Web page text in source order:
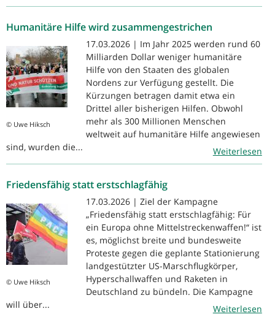
Humanitäre Hilfe wird zusammengestrichen
© Uwe Hiksch
17.03.2026 | Im Jahr 2025 werden rund 60
Milliarden Dollar weniger humanitäre
Hilfe von den Staaten des globalen
Nordens zur Verfügung gestellt. Die
Kürzungen betragen damit etwa ein
Drittel aller bisherigen Hilfen. Obwohl
mehr als 300 Millionen Menschen
weltweit auf humanitäre Hilfe angewiesen
sind, wurden die...
Weiterlesen
Friedensfähig statt erstschlagfähig
© Uwe Hiksch
17.03.2026 | Ziel der Kampagne
„Friedensfähig statt erstschlagfähig: Für
ein Europa ohne Mittelstreckenwaffen!“ ist
es, möglichst breite und bundesweite
Proteste gegen die geplante Stationierung
landgestützter US-Marschflugkörper,
Hyperschallwaffen und Raketen in
Deutschland zu bündeln. Die Kampagne
will über...
Weiterlesen